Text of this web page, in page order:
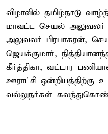
விழாவில் தமிழ்நாடு
மாவட்ட செயல் அலுவலர்
அலுவலர் பிரபாகரன்,
ஜெயக்குமார்,
கீர்த்திகா, வட்டார
ஊராட்சி ஒன்றியத்திற்கு
வல்லுநர்கள்